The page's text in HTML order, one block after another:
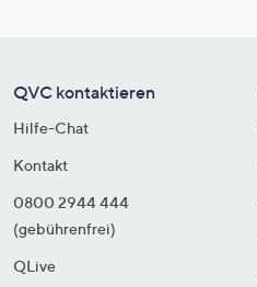
QVC kontaktieren
Hilfe-Chat
Kontakt
0800 2944 444
(gebührenfrei)
QLive